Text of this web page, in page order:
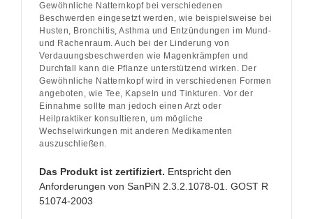
Gewöhnliche Natternkopf bei verschiedenen
Beschwerden eingesetzt werden, wie beispielsweise bei
Husten, Bronchitis, Asthma und Entzündungen im Mund-
und Rachenraum. Auch bei der Linderung von
Verdauungsbeschwerden wie Magenkrämpfen und
Durchfall kann die Pflanze unterstützend wirken. Der
Gewöhnliche Natternkopf wird in verschiedenen Formen
angeboten, wie Tee, Kapseln und Tinkturen. Vor der
Einnahme sollte man jedoch einen Arzt oder
Heilpraktiker konsultieren, um mögliche
Wechselwirkungen mit anderen Medikamenten
auszuschließen.
Das Produkt ist zertifiziert. Entspricht den
Anforderungen von SanPiN 2.3.2.1078-01. GOST R
51074-2003